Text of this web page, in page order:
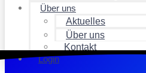
Über uns
Aktuelles
Über uns
Kontakt
Login